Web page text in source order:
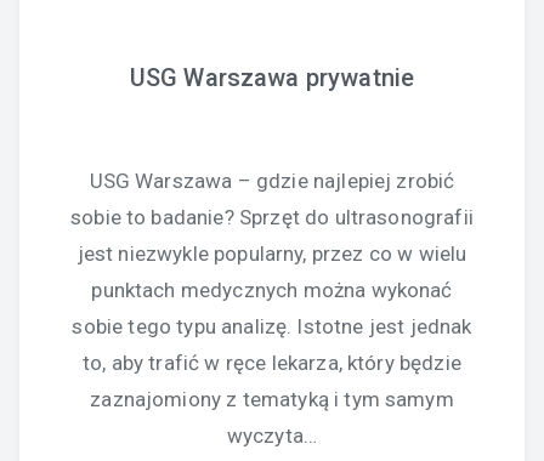
USG Warszawa prywatnie
USG Warszawa – gdzie najlepiej zrobić
sobie to badanie? Sprzęt do ultrasonografii
jest niezwykle popularny, przez co w wielu
punktach medycznych można wykonać
sobie tego typu analizę. Istotne jest jednak
to, aby trafić w ręce lekarza, który będzie
zaznajomiony z tematyką i tym samym
wyczyta…